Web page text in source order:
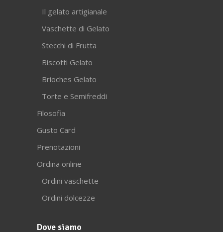
Il gelato artigianale
Vaschette di Gelato
Stecchi di Frutta
Biscotti Gelato
Brioches Gelato
Torte e Semifreddi
Filosofia
Gusto Card
Prenotazioni
Ordina online
Ordini vaschette
Ordini dolcezze
Dove siamo